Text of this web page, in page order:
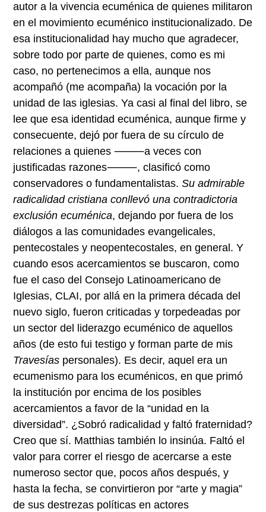
autor a la vivencia ecuménica de quienes militaron
en el movimiento ecuménico institucionalizado. De
esa institucionalidad hay mucho que agradecer,
sobre todo por parte de quienes, como es mi
caso, no pertenecimos a ella, aunque nos
acompañó (me acompaña) la vocación por la
unidad de las iglesias. Ya casi al final del libro, se
lee que esa identidad ecuménica, aunque firme y
consecuente, dejó por fuera de su círculo de
relaciones a quienes ⸻a veces con
justificadas razones⸻, clasificó como
conservadores o fundamentalistas.Su admirable
radicalidad cristiana conllevó una contradictoria
exclusión ecuménica, dejando por fuera de los
diálogos a las comunidades evangelicales,
pentecostales y neopentecostales, en general. Y
cuando esos acercamientos se buscaron, como
fue el caso del Consejo Latinoamericano de
Iglesias, CLAI, por allá en la primera década del
nuevo siglo, fueron criticadas y torpedeadas por
un sector del liderazgo ecuménico de aquellos
años (de esto fui testigo y forman parte de mis
Travesías personales). Es decir, aquel era un
ecumenismo para los ecuménicos, en que primó
la institución por encima de los posibles
acercamientos a favor de la “unidad en la
diversidad”. ¿Sobró radicalidad y faltó fraternidad?
Creo que sí. Matthias también lo insinúa. Faltó el
valor para correr el riesgo de acercarse a este
numeroso sector que, pocos años después, y
hasta la fecha, se convirtieron por “arte y magia”
de sus destrezas políticas en actores